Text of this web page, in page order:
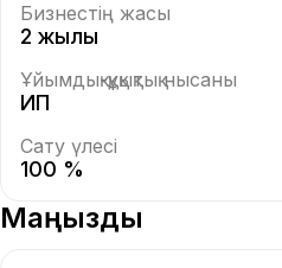
Бизнестің жасы
2 жылы
Ұйымдық-құқықтық нысаны
ИП
Сату үлесі
100 %
Маңызды